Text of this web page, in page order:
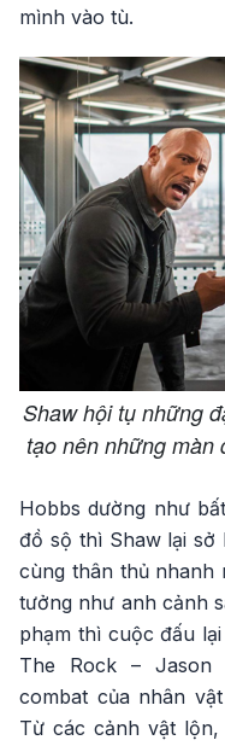
mình vào tù.
Shaw hội tụ những
tạo nên những màn
Hobbs dường như
đồ sộ thì Shaw lại sở
cùng thân thủ nhanh
tưởng như anh cảnh
phạm thì cuộc đấu
The Rock – Jason
combat của nhân
Từ các cảnh vật